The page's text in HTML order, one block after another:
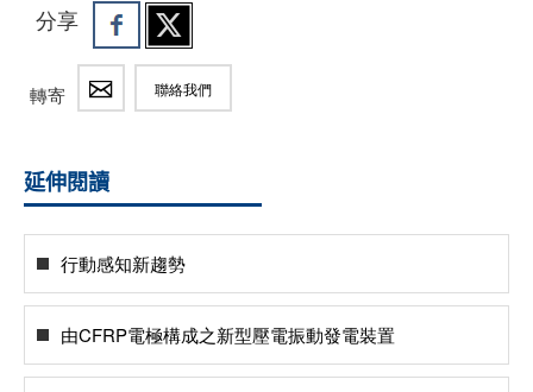
分享
轉寄 聯絡我們
延伸閱讀
行動感知新趨勢
由CFRP電極構成之新型壓電振動發電裝置